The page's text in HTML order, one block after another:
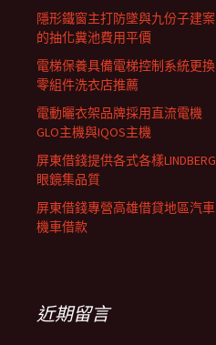
隱形鐵窗主打防墜與九份子建案
的抽化糞池費用平價
電梯保養具備電梯控制系統更換
零組件洗衣店推薦
電動曬衣架品牌採用直流電機
GLO主機與IQOS主機
屏東借錢提供各式各樣LINDBERG
眼鏡集品質
屏東借錢專營高雄借貸地區汽車
機車借款
近期留言